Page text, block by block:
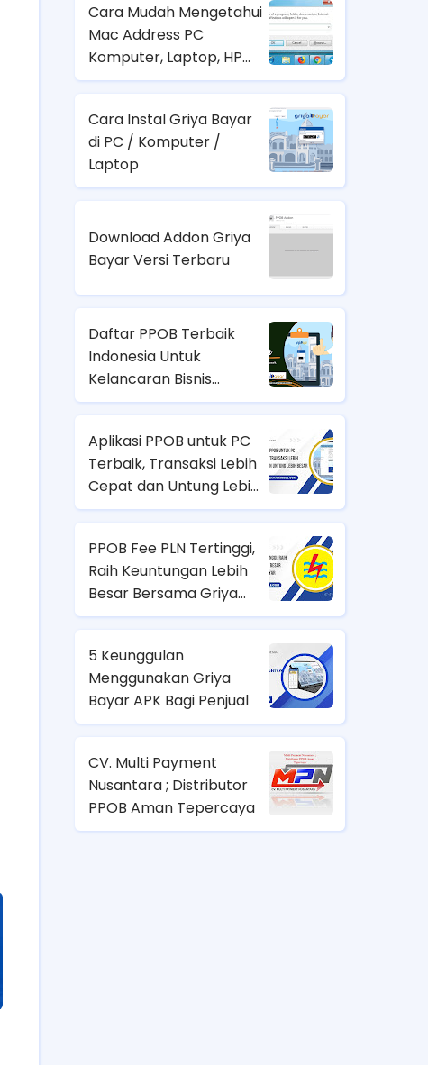
Cara Mudah Mengetahui
Mac Address PC
Komputer, Laptop, HP
Android atau Tablet
Cara Instal Griya Bayar
di PC / Komputer /
Laptop
Download Addon Griya
Bayar Versi Terbaru
Daftar PPOB Terbaik
Indonesia Untuk
Kelancaran Bisnis
Pembayaran
Aplikasi PPOB untuk PC
Terbaik, Transaksi Lebih
Cepat dan Untung Lebih
Besar
PPOB Fee PLN Tertinggi,
Raih Keuntungan Lebih
Besar Bersama Griya
Bayar
5 Keunggulan
Menggunakan Griya
Bayar APK Bagi Penjual
CV. Multi Payment
Nusantara ; Distributor
PPOB Aman Tepercaya